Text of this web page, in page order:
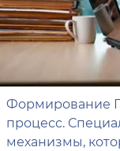
Формирование
процесс.
механизмы,